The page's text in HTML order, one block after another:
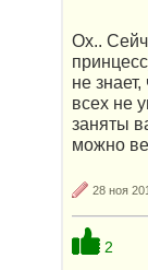
Ох..
не
всех не
заняты
можно
28 ноя
2